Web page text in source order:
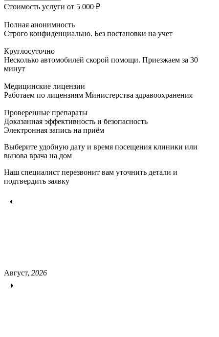
Стоимость услуги от 5 000 ₽
Полная анонимность
Строго конфиденциально. Без постановки на учет
Круглосуточно
Несколько автомобилей скорой помощи. Приезжаем за 30
минут
Медицинские лицензии
Работаем по лицензиям Министерства здравоохранения
Проверенные препараты
Доказанная эффективность и безопасность
Электронная запись на приём
Выберите удобную дату и время посещения клиники или
вызова врача на дом
Наш специалист перезвонит вам уточнить детали и
подтвердить заявку
Август, 2026